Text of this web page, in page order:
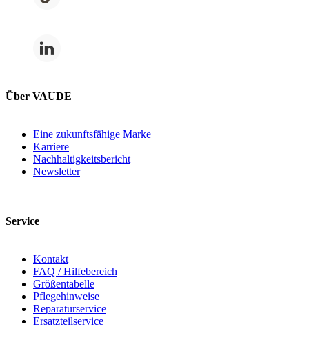
Über VAUDE
Eine zukunftsfähige Marke
Karriere
Nachhaltigkeitsbericht
Newsletter
Service
Kontakt
FAQ / Hilfebereich
Größentabelle
Pflegehinweise
Reparaturservice
Ersatzteilservice